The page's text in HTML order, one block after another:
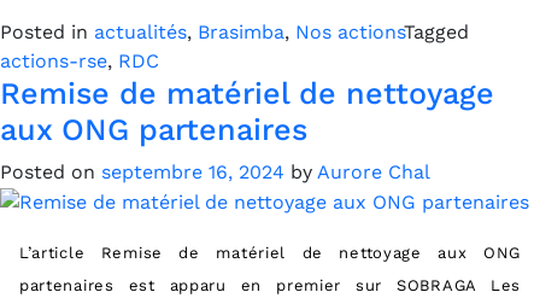
Posted in actualités, Brasimba, Nos actionsTagged
actions-rse, RDC
Remise de matériel de nettoyage
aux ONG partenaires
Posted on septembre 16, 2024 by Aurore Chal
L’article Remise de matériel de nettoyage aux ONG
partenaires est apparu en premier sur SOBRAGA Les